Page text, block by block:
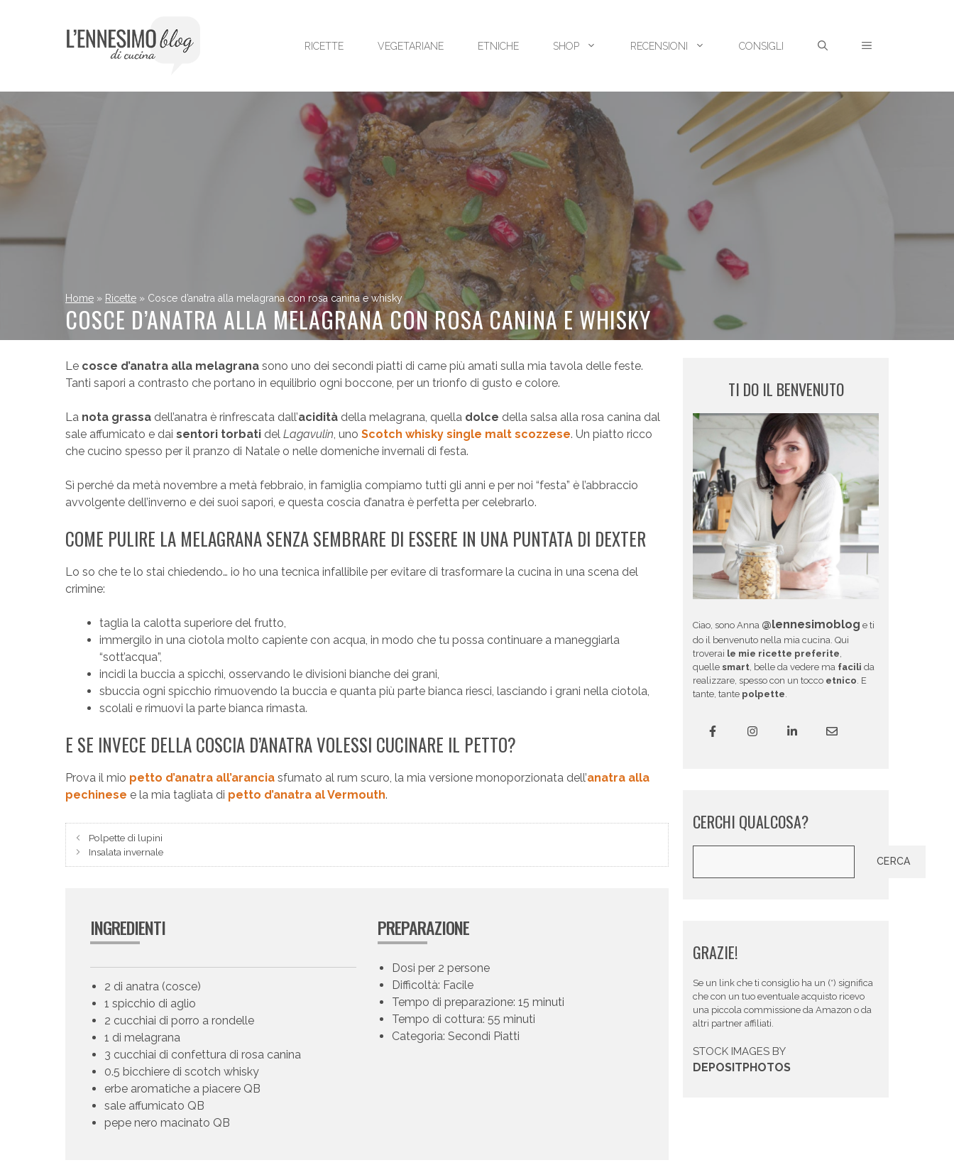
RICETTE VEGETARIANE ETNICHE SHOP RECENSIONI CONSIGLI
Home » Ricette » Cosce d’anatra alla melagrana con rosa canina e whisky
COSCE D’ANATRA ALLA MELAGRANA CON ROSA CANINA E WHISKY
Le cosce d’anatra alla melagrana sono uno dei secondi piatti di carne più amati sulla mia tavola delle feste.
Tanti sapori a contrasto che portano in equilibrio ogni boccone, per un trionfo di gusto e colore.
La nota grassa dell’anatra è rinfrescata dall’acidità della melagrana, quella dolce della salsa alla rosa canina dal
sale affumicato e dai sentori torbati del Lagavulin, uno Scotch whisky single malt scozzese. Un piatto ricco
che cucino spesso per il pranzo di Natale o nelle domeniche invernali di festa.
Sì perché da metà novembre a metà febbraio, in famiglia compiamo tutti gli anni e per noi “festa” è l’abbraccio
avvolgente dell’inverno e dei suoi sapori, e questa coscia d’anatra è perfetta per celebrarlo.
COME PULIRE LA MELAGRANA SENZA SEMBRARE DI ESSERE IN UNA PUNTATA DI DEXTER
Lo so che te lo stai chiedendo… io ho una tecnica infallibile per evitare di trasformare la cucina in una scena del
crimine:
taglia la calotta superiore del frutto,
immergilo in una ciotola molto capiente con acqua, in modo che tu possa continuare a maneggiarla
“sott’acqua”,
incidi la buccia a spicchi, osservando le divisioni bianche dei grani,
sbuccia ogni spicchio rimuovendo la buccia e quanta più parte bianca riesci, lasciando i grani nella ciotola,
scolali e rimuovi la parte bianca rimasta.
E SE INVECE DELLA COSCIA D’ANATRA VOLESSI CUCINARE IL PETTO?
Prova il mio petto d’anatra all’arancia sfumato al rum scuro, la mia versione monoporzionata dell’anatra alla
pechinese e la mia tagliata di petto d’anatra al Vermouth.
Polpette di lupini
Insalata invernale
INGREDIENTI
2 di anatra (cosce)
1 spicchio di aglio
2 cucchiai di porro a rondelle
1 di melagrana
3 cucchiai di confettura di rosa canina
0.5 bicchiere di scotch whisky
erbe aromatiche a piacere QB
sale affumicato QB
pepe nero macinato QB
PREPARAZIONE
Dosi per 2 persone
Difficoltà: Facile
Tempo di preparazione: 15 minuti
Tempo di cottura: 55 minuti
Categoria: Secondi Piatti
TI DO IL BENVENUTO
Ciao, sono Anna @lennesimoblog e ti
do il benvenuto nella mia cucina. Qui
troverai le mie ricette preferite,
quelle smart, belle da vedere ma facili da
realizzare, spesso con un tocco etnico. E
tante, tante polpette.
CERCHI QUALCOSA?
CERCA
GRAZIE!
Se un link che ti consiglio ha un (*) significa
che con un tuo eventuale acquisto ricevo
una piccola commissione da Amazon o da
altri partner affiliati.
STOCK IMAGES BY
DEPOSITPHOTOS